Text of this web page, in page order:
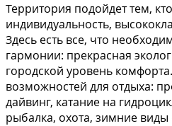
Территория подойдет тем,
индивидуальность,
Здесь есть все, что
гармонии: прекрасная
городской уровень
возможностей для отдыха:
дайвинг, катание на
рыбалка, охота, зимние